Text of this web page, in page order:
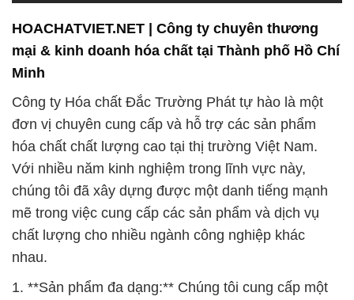
HOACHATVIET.NET | Công ty chuyên thương
mại & kinh doanh hóa chất tại Thành phố Hồ Chí
Minh
Công ty Hóa chất Đắc Trường Phát tự hào là một
đơn vị chuyên cung cấp và hỗ trợ các sản phẩm
hóa chất chất lượng cao tại thị trường Việt Nam.
Với nhiều năm kinh nghiệm trong lĩnh vực này,
chúng tôi đã xây dựng được một danh tiếng mạnh
mẽ trong việc cung cấp các sản phẩm và dịch vụ
chất lượng cho nhiều ngành công nghiệp khác
nhau.
1. **Sản phẩm đa dạng:** Chúng tôi cung cấp một